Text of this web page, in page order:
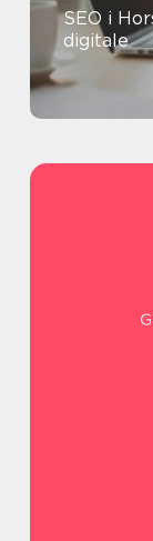
SEO i
digitale